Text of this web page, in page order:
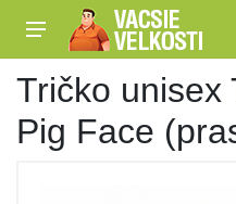
Tričko unisex
Pig Face